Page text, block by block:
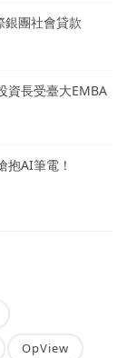
銀團社會貸款
資長受臺大EMBA
抱AI筆電！
OpView